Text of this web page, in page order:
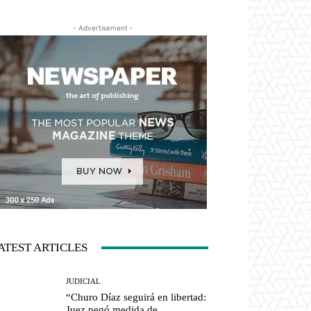
- Advertisement -
ARTICLES
JUDICIAL
“Churo Díaz seguirá en libertad: